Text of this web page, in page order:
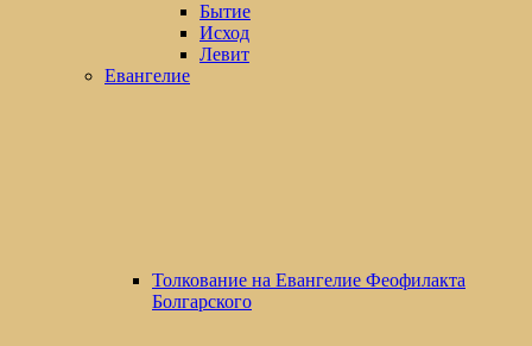
Бытие
Исход
Левит
Евангелие
Толкование на Евангелие Феофилакта
Болгарского